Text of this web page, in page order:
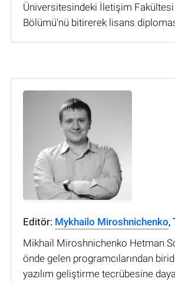
Üniversitesindeki İletişim
Bölümü'nü bitirerek lisans
Editör: Mykhailo Miroshnichenko,
Mikhail Miroshnichenko Hetman
önde gelen programcılarından
yazılım geliştirme tecrübesine